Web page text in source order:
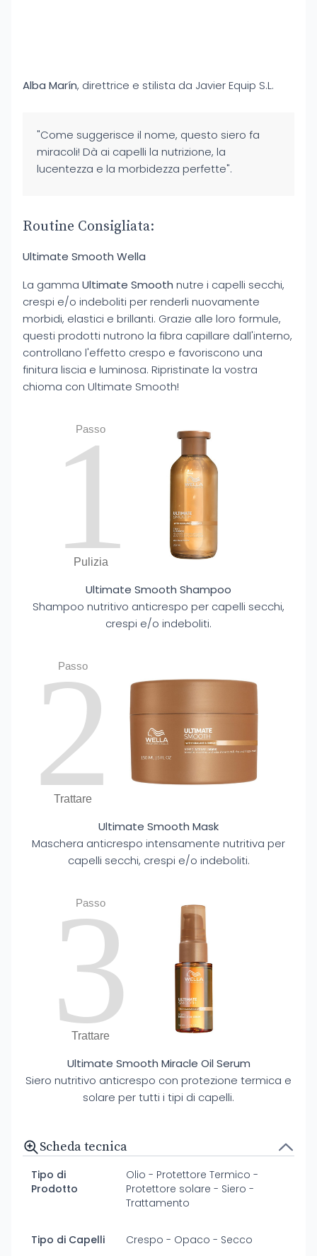
Alba Marín, direttrice e stilista da Javier Equip S.L.
"Come suggerisce il nome, questo siero fa
miracoli! Dà ai capelli la nutrizione, la
lucentezza e la morbidezza perfette".
Routine Consigliata:
Ultimate Smooth Wella
La gamma Ultimate Smooth nutre i capelli secchi,
crespi e/o indeboliti per renderli nuovamente
morbidi, elastici e brillanti. Grazie alle loro formule,
questi prodotti nutrono la fibra capillare dall'interno,
controllano l'effetto crespo e favoriscono una
finitura liscia e luminosa. Ripristinate la vostra
chioma con Ultimate Smooth!
Passo
1
Pulizia
Ultimate Smooth Shampoo
Shampoo nutritivo anticrespo per capelli secchi,
crespi e/o indeboliti.
Passo
2
Trattare
Ultimate Smooth Mask
Maschera anticrespo intensamente nutritiva per
capelli secchi, crespi e/o indeboliti.
Passo
3
Trattare
Ultimate Smooth Miracle Oil Serum
Siero nutritivo anticrespo con protezione termica e
solare per tutti i tipi di capelli.
Scheda tecnica
Tipo di
Prodotto
Olio - Protettore Termico -
Protettore solare - Siero -
Trattamento
Tipo di Capelli Crespo - Opaco - Secco